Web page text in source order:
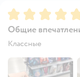
Рейтинг:5
Общие
Классные